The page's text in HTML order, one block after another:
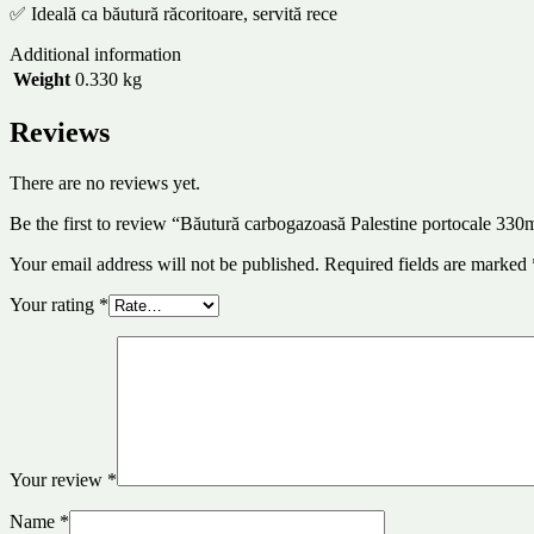
✅ Ideală ca băutură răcoritoare, servită rece
Additional information
Weight 0.330 kg
Reviews
There are no reviews yet.
Be the first to review “Băutură carbogazoasă Palestine portocale
Your email address will not be published. Required fields are marked
Your rating *
Your review *
Name *